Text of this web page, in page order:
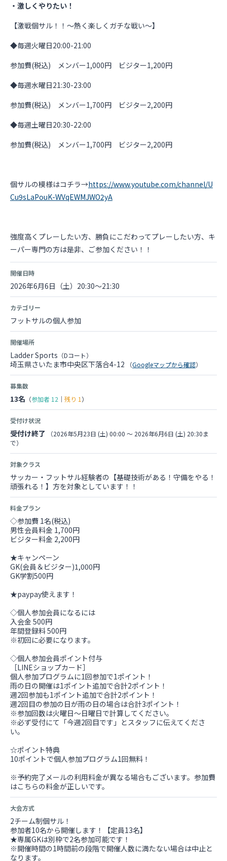
・激しくやりたい！
【激戦個サル！！～熱く楽しくガチな戦い～】
◆毎週火曜日20:00-21:00
参加費(税込) メンバー1,000円 ビジター1,200円
◆毎週水曜日21:30-23:00
参加費(税込) メンバー1,700円 ビジター2,200円
◆毎週土曜日20:30-22:00
参加費(税込) メンバー1,700円 ビジター2,200円
個サルの模様はコチラ→https://www.youtube.com/channel/U
Cu9sLaPouK-WVqEWMJWO2yA
強度高くプレーしたい方、勝負にこだわってプレーしたい方、キ
ーパー専門の方は是非、ご参加ください！！
開催日時
2026年6月6日（土）20:30～21:30
カテゴリー
フットサルの個人参加
開催場所
Ladder Sports （Dコート）
埼玉県さいたま市中央区下落合4-12 （Googleマップから確認）
募集数
13名 （参加者 12 ｜ 残り 1 ）
受付け状況
受付け終了
（2026年5月23日 (土) 00:00 〜 2026年6月6日 (土) 20:30ま
で）
対象クラス
サッカー・フットサル経験者の【基礎技術がある！守備をやる！
頑張れる！】方を対象としています！！
料金プラン
◇参加費 1名(税込)
男性会員料金 1,700円
ビジター料金 2,200円
★キャンペーン
GK(会員＆ビジター)1,000円
GK学割500円
★paypay使えます！
◇個人参加会員になるには
入会金 500円
年間登録料 500円
※初回に必要になります。
◇個人参加会員ポイント付与
［LINEショップカード］
個人参加プログラムに1回参加で1ポイント！
雨の日の開催は1ポイント追加で合計2ポイント！
週2回参加も1ポイント追加で合計2ポイント！
週2回目の参加の日が雨の日の場合は合計3ポイント！
※参加回数は火曜日～日曜日で計算してください。
※必ず受付にて「今週2回目です」とスタッフに伝えてくださ
い。
☆ポイント特典
10ポイントで個人参加プログラム1回無料！
※予約完了メールの利用料金が異なる場合もございます。参加費
はこちらの料金が正しいです。
大会方式
2チーム制個サル！
参加者10名から開催します！【定員13名】
★専属GKは別枠で2名参加可能です！
※開催時間の1時間前の段階で開催人数に満たない場合は中止と
なります。